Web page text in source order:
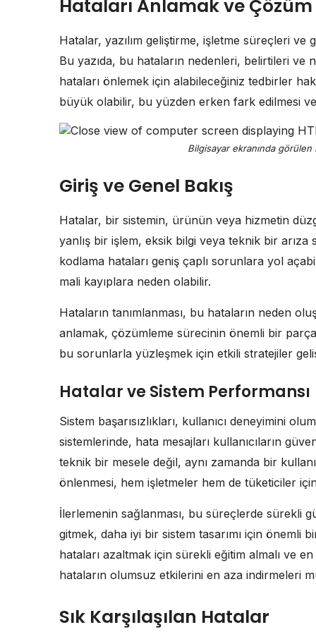
Hataları Anlamak ve
Hatalar, yazılım geliştirme, işletme süreçleri ve
Bu yazıda, bu hataların nedenleri, belirtileri ve
hataları önlemek için alabileceğiniz tedbirler
büyük olabilir, bu yüzden erken fark edilmesi
Bilgisayar ekranında
Giriş ve Genel Bakış
Hatalar, bir sistemin, ürünün veya hizmetin
yanlış bir işlem, eksik bilgi veya teknik bir arıza
kodlama hataları geniş çaplı sorunlara yol
mali kayıplara neden olabilir.
Hataların tanımlanması, bu hataların neden
anlamak, çözümleme sürecinin önemli bir
bu sorunlarla yüzleşmek için etkili stratejiler
Hatalar ve Sistem Performansı
Sistem başarısızlıkları, kullanıcı deneyimini
sistemlerinde, hata mesajları kullanıcıların
teknik bir mesele değil, aynı zamanda bir
önlenmesi, hem işletmeler hem de tüketiciler
İlerlemenin sağlanması, bu süreçlerde sürekli
gitmek, daha iyi bir sistem tasarımı için önemli
hataları azaltmak için sürekli eğitim almalı ve
hataların olumsuz etkilerini en aza indirmeleri
Sık Karşılaşılan Hatalar